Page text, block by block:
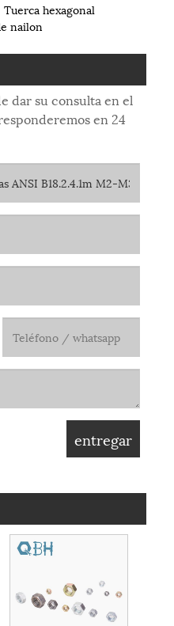
Tuerca hexagonal
nailon
dar su consulta en el
en 24